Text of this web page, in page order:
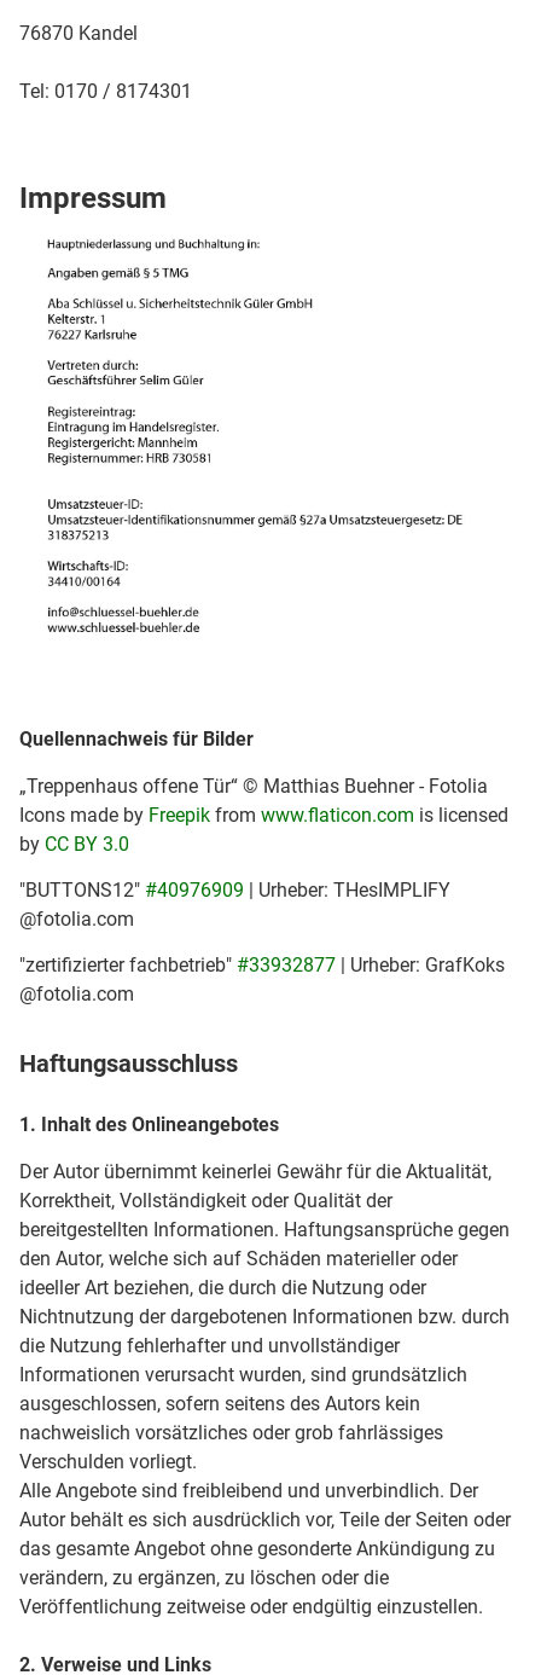
76870 Kandel
Tel: 0170 / 8174301
Impressum
Quellennachweis für Bilder
„Treppenhaus offene Tür“ © Matthias Buehner - Fotolia
Icons made by Freepik from www.flaticon.com is licensed
by CC BY 3.0
"BUTTONS12" #40976909 | Urheber: THesIMPLIFY
@fotolia.com
"zertifizierter fachbetrieb" #33932877 | Urheber: GrafKoks
@fotolia.com
Haftungsausschluss
1. Inhalt des Onlineangebotes
Der Autor übernimmt keinerlei Gewähr für die Aktualität,
Korrektheit, Vollständigkeit oder Qualität der
bereitgestellten Informationen. Haftungsansprüche gegen
den Autor, welche sich auf Schäden materieller oder
ideeller Art beziehen, die durch die Nutzung oder
Nichtnutzung der dargebotenen Informationen bzw. durch
die Nutzung fehlerhafter und unvollständiger
Informationen verursacht wurden, sind grundsätzlich
ausgeschlossen, sofern seitens des Autors kein
nachweislich vorsätzliches oder grob fahrlässiges
Verschulden vorliegt.
Alle Angebote sind freibleibend und unverbindlich. Der
Autor behält es sich ausdrücklich vor, Teile der Seiten oder
das gesamte Angebot ohne gesonderte Ankündigung zu
verändern, zu ergänzen, zu löschen oder die
Veröffentlichung zeitweise oder endgültig einzustellen.
2. Verweise und Links